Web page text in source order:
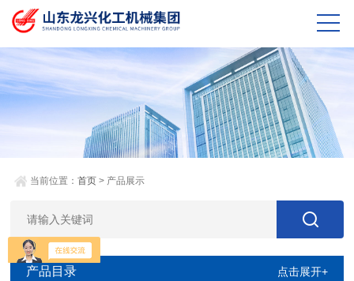
当前位置：首页 > 产品展示
产品目录 点击展开+